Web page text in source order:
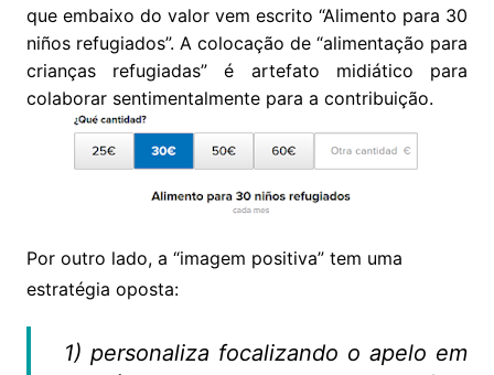
que embaixo do valor vem escrito “Alimento para 30
niños refugiados”. A colocação de “alimentação para
crianças refugiadas” é artefato midiático para
colaborar sentimentalmente para a contribuição.
Por outro lado, a “imagem positiva” tem uma
estratégia oposta:
1) personaliza focalizando o apelo em